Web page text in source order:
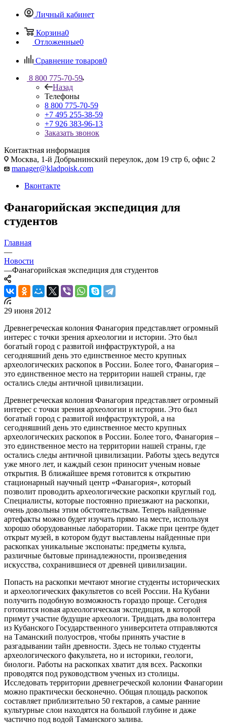
Личный кабинет
Корзина0
Отложенные0
Сравнение товаров0
8 800 775-70-59
Назад
Телефоны
8 800 775-70-59
+7 495 255-38-59
+7 926 383-96-13
Заказать звонок
Контактная информация
Москва, 1-й Добрынинский переулок, дом 19 стр 6, офис 2
manager@kladpoisk.com
Вконтакте
Фанагорийская экспедиция для
студентов
Главная
—
Новости
—Фанагорийская экспедиция для студентов
29 июня 2012
Древнегреческая колония Фанагория представляет огромный
интерес с точки зрения археологии и истории. Это был
богатый город с развитой инфраструктурой, а на
сегодняшний день это единственное место крупных
археологических раскопок в России. Более того, Фанагория –
это единственное место на территории нашей страны, где
остались следы античной цивилизации.
Древнегреческая колония Фанагория представляет огромный
интерес с точки зрения археологии и истории. Это был
богатый город с развитой инфраструктурой, а на
сегодняшний день это единственное место крупных
археологических раскопок в России. Более того, Фанагория –
это единственное место на территории нашей страны, где
остались следы античной цивилизации. Работы здесь ведутся
уже много лет, и каждый сезон приносит ученым новые
открытия. В ближайшее время готовится к открытию
стационарный научный центр «Фанагория», который
позволит проводить археологические раскопки круглый год.
Специалисты, которые постоянно приезжают на раскопки,
очень довольны этим обстоятельствам. Теперь найденные
артефакты можно будет изучать прямо на месте, используя
хорошо оборудованные лаборатории. Также при центре будет
открыт музей, в котором будут выставлены найденные при
раскопках уникальные экспонаты: предметы культа,
различные бытовые принадлежности, произведения
искусства, сохранившиеся от древней цивилизации.
Попасть на раскопки мечтают многие студенты исторических
и археологических факультетов со всей России. На Кубани
получить подобную возможность гораздо проще. Сегодня
готовится новая археологическая экспедиция, в которой
примут участие будущие археологи. Тридцать два волонтера
из Кубанского Государственного университета отправляются
на Таманский полуостров, чтобы принять участие в
разгадывании тайн древности. Здесь не только студенты
археологического факультета, но и историки, геологи,
биологи. Работы на раскопках хватит для всех. Раскопки
проводятся под руководством ученых из столицы.
Исследовать территории древнегреческой колонии Фанагории
можно практически бесконечно. Общая площадь раскопок
составляет приблизительно 50 гектаров, а самые ранние
культурные слои находятся на большой глубине и даже
частично под водой Таманского залива.